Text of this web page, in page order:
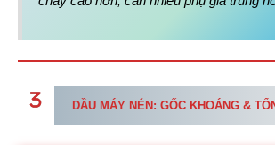
DẦU MÁY NÉN: GỐC KHOÁNG &